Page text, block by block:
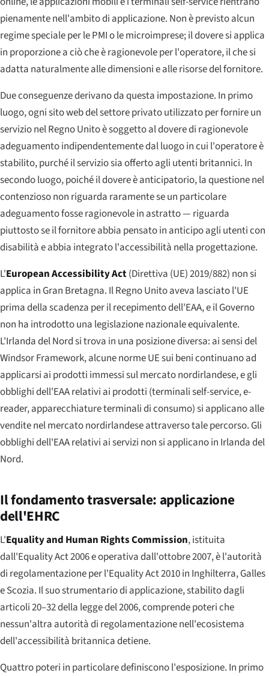
pienamente nell'ambito di applicazione. Non è previsto alcun
regime speciale per le PMI o le microimprese; il dovere si applica
in proporzione a ciò che è ragionevole per l'operatore, il che si
adatta naturalmente alle dimensioni e alle risorse del fornitore.
Due conseguenze derivano da questa impostazione. In primo
luogo, ogni sito web del settore privato utilizzato per fornire un
servizio nel Regno Unito è soggetto al dovere di ragionevole
adeguamento indipendentemente dal luogo in cui l'operatore è
stabilito, purché il servizio sia offerto agli utenti britannici. In
secondo luogo, poiché il dovere è anticipatorio, la questione nel
contenzioso non riguarda raramente se un particolare
adeguamento fosse ragionevole in astratto — riguarda
piuttosto se il fornitore abbia pensato in anticipo agli utenti con
disabilità e abbia integrato l'accessibilità nella progettazione.
L'European Accessibility Act(Direttiva (UE) 2019/882) non si
applica in Gran Bretagna. Il Regno Unito aveva lasciato l'UE
prima della scadenza per il recepimento dell'EAA, e il Governo
non ha introdotto una legislazione nazionale equivalente.
L'Irlanda del Nord si trova in una posizione diversa: ai sensi del
Windsor Framework, alcune norme UE sui beni continuano ad
applicarsi ai prodotti immessi sul mercato nordirlandese, e gli
obblighi dell'EAA relativi ai prodotti (terminali self-service, e-
reader, apparecchiature terminali di consumo) si applicano alle
vendite nel mercato nordirlandese attraverso tale percorso. Gli
obblighi dell'EAA relativi ai servizi non si applicano in Irlanda del
Nord.
Il fondamento trasversale: applicazione
dell'EHRC
L'Equality and Human Rights Commission, istituita
dall'Equality Act 2006 e operativa dall'ottobre 2007, è l'autorità
di regolamentazione per l'Equality Act 2010 in Inghilterra, Galles
e Scozia. Il suo strumentario di applicazione, stabilito dagli
articoli 20–32 della legge del 2006, comprende poteri che
nessun'altra autorità di regolamentazione nell'ecosistema
dell'accessibilità britannica detiene.
Quattro poteri in particolare definiscono l'esposizione. In primo